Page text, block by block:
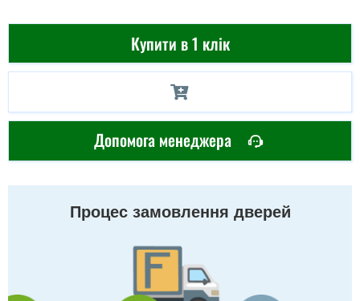
Купити в 1 клік
Допомога менеджера
Процес замовлення дверей